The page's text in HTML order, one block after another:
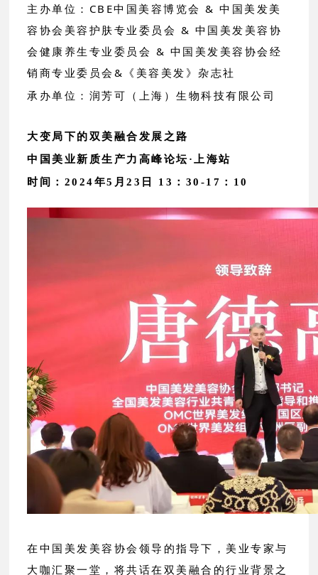
主办单位：CBE中国美容博览会 & 中国美发美
容协会美容护肤专业委员会 & 中国美发美容协
会健康养生专业委员会 & 中国美发美容协会经
销商专业委员会&《美容美发》杂志社
承办单位：润芳可（上海）生物科技有限公司
大变局下的双美融合发展之路
中国美业新质生产力高峰论坛·上海站
时间：2024年5月23日 13：30-17：10
在中国美发美容协会领导的指导下，美业专家与
大咖汇聚一堂，将共话在双美融合的行业背景之